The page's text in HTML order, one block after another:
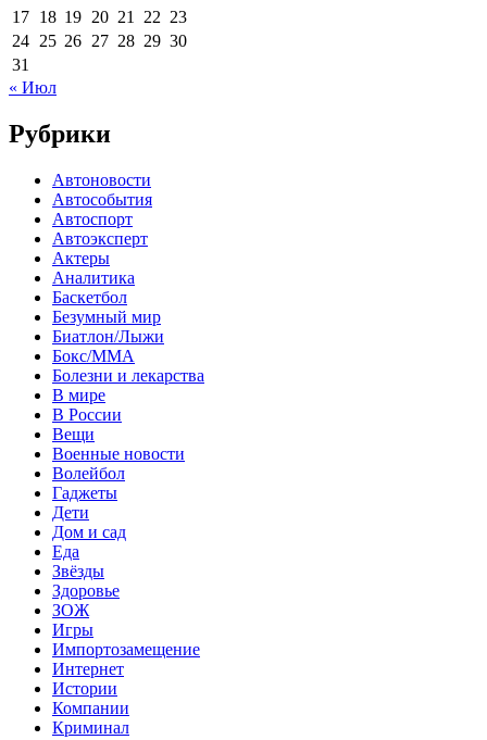
17 18 19 20 21 22 23
24 25 26 27 28 29 30
31
« Июл
Рубрики
Автоновости
Автособытия
Автоспорт
Автоэксперт
Актеры
Аналитика
Баскетбол
Безумный мир
Биатлон/Лыжи
Бокс/MMA
Болезни и лекарства
В мире
В России
Вещи
Военные новости
Волейбол
Гаджеты
Дети
Дом и сад
Еда
Звёзды
Здоровье
ЗОЖ
Игры
Импортозамещение
Интернет
Истории
Компании
Криминал